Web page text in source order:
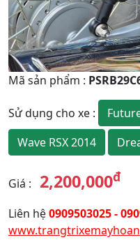
Mã sản phẩm :
Sử dụng cho xe :
Wave RSX 2014
Giá : 2,200,000đ
Liên hệ0909503025 -